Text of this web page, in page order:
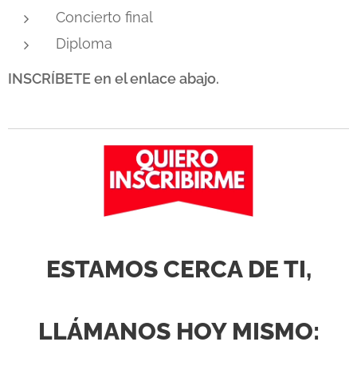
Concierto final
Diploma
INSCRÍBETE en el enlace abajo.
ESTAMOS CERCA DE TI,
LLÁMANOS HOY MISMO: